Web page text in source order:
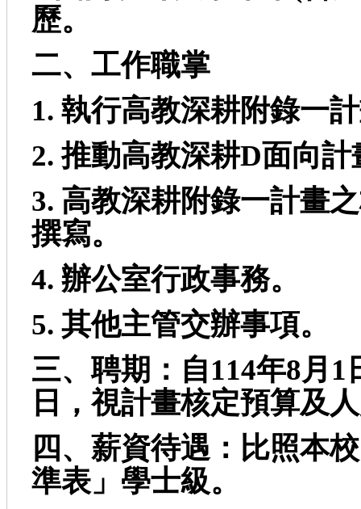
歷。
二、工作職掌
1. 執行高教深耕附錄一
2.推動高教深耕D面向計
3. 高教深耕附錄一計畫
撰寫。
4. 辦公室行政事務。
5. 其他主管交辦事項。
三、聘期：自114年8月1
日，視計畫核定預算及
四、薪資待遇：比照本
準表」學士級。